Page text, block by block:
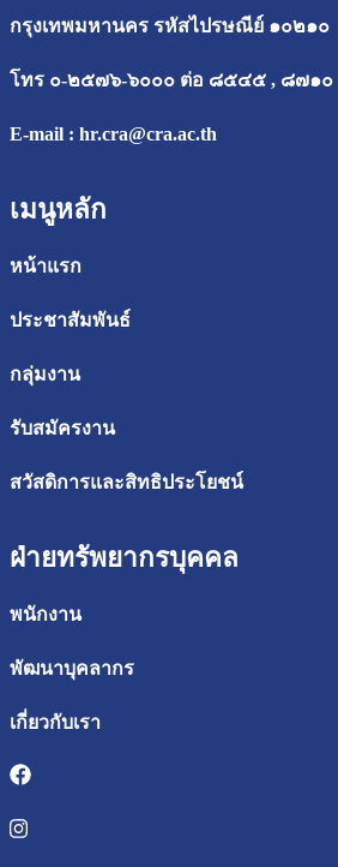
กรุงเทพมหานคร รหัสไปรษณีย์ ๑๐๒๑๐
โทร ๐-๒๕๗๖-๖๐๐๐ ต่อ ๘๕๔๕ , ๘๗๑
E-mail : hr.cra@cra.ac.th
เมนูหลัก
หน้าแรก
ประชาสัมพันธ์
กลุ่มงาน
รับสมัครงาน
สวัสดิการและสิทธิประโยชน์
ฝ่ายทรัพยากรบุคคล
พนักงาน
พัฒนาบุคลากร
เกี่ยวกับเรา